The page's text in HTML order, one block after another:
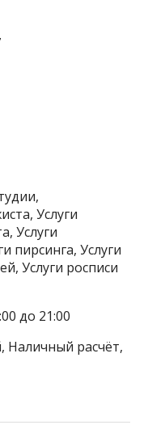
Услуги
Услуги
пирсинга, Услуги
Услуги росписи
до 21:00
Наличный расчёт,